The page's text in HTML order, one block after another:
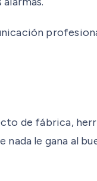
de fábrica,
le gana al